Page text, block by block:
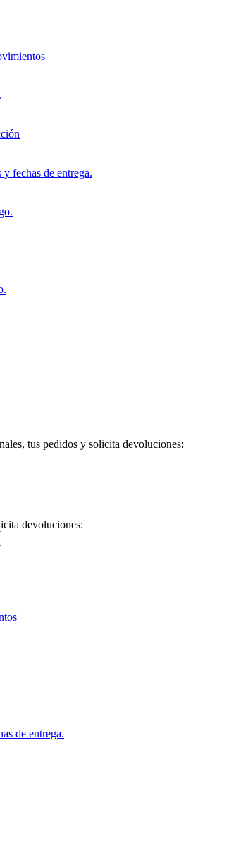
fechas de entrega.
tus pedidos y solicita devoluciones:
devoluciones:
de entrega.